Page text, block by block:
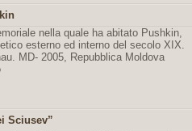
nella quale ha abitato Pushkin,
esterno ed interno del secolo XIX.
MD- 2005, Repubblica Moldova
Sciusev”